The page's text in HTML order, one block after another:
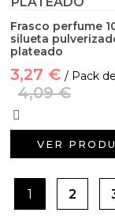
Frasco perfume
silueta
plateado
3,27 € / Pack
4,09 €
VER
1 2